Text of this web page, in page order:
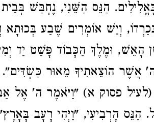
הַנֵּס הַשֵּׁנִי, נֶחְבַּשׁ
וְיֵשׁ אוֹמְרִים שֶׁבַע בְּכוּתָא
הָאֵשׁ, וּמֶלֶךְ הַכָּבוֹד פָּשַׁט יַד
אֲשֶׁר הוֹצֵאתִיךָ מֵאוּר
פסוק א) "וַיֹּאמֶר ה' אֶל
הַנֵּס הָרְבִיעִי, "וַיְּהִי רָעָב